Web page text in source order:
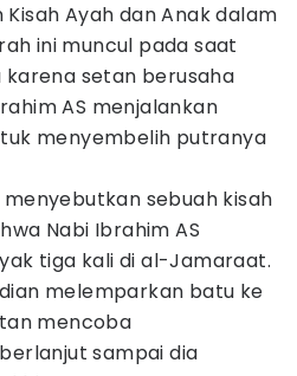
Ayah dan Anak dalam
ini muncul pada saat
setan berusaha
AS menjalankan
menyembelih putranya
sebuah kisah
Nabi Ibrahim AS
tiga kali di al-Jamaraat.
melemparkan batu ke
mencoba
sampai dia